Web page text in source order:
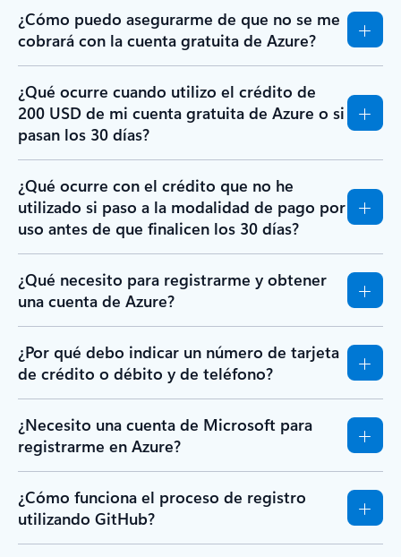
¿Cómo puedo asegurarme de que no se me
cobrará con la cuenta gratuita de Azure?
¿Qué ocurre cuando utilizo el crédito de
200 USD de mi cuenta gratuita de Azure o si
pasan los 30 días?
¿Qué ocurre con el crédito que no he
utilizado si paso a la modalidad de pago por
uso antes de que finalicen los 30 días?
¿Qué necesito para registrarme y obtener
una cuenta de Azure?
¿Por qué debo indicar un número de tarjeta
de crédito o débito y de teléfono?
¿Necesito una cuenta de Microsoft para
registrarme en Azure?
¿Cómo funciona el proceso de registro
utilizando GitHub?